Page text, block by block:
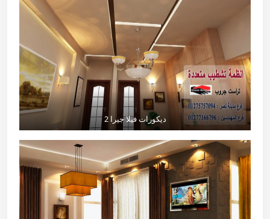
ديكورات فيلا جيرا 2